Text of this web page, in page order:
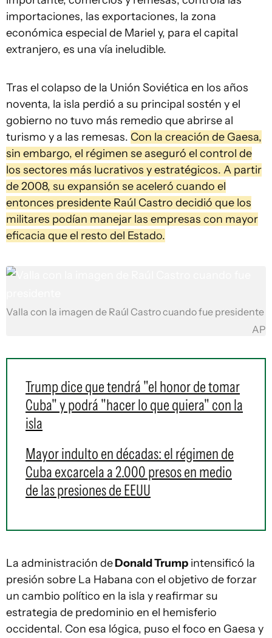
importaciones, las exportaciones, la zona
económica especial de Mariel y, para el capital
extranjero, es una vía ineludible.
Tras el colapso de la Unión Soviética en los años
noventa, la isla perdió a su principal sostén y el
gobierno no tuvo más remedio que abrirse al
turismo y a las remesas. Con la creación de Gaesa,
sin embargo, el régimen se aseguró el control de
los sectores más lucrativos y estratégicos. A partir
de 2008, su expansión se aceleró cuando el
entonces presidente Raúl Castro decidió que los
militares podían manejar las empresas con mayor
eficacia que el resto del Estado.
Valla con la imagen de Raúl Castro cuando fue presidente
AP
Trump dice que tendrá "el honor de tomar
Cuba" y podrá "hacer lo que quiera" con la
isla
Mayor indulto en décadas: el régimen de
Cuba excarcela a 2.000 presos en medio
de las presiones de EEUU
La administración deDonald Trump intensificó la
presión sobre La Habana con el objetivo de forzar
un cambio político en la isla y reafirmar su
estrategia de predominio en el hemisferio
occidental. Con esa lógica, puso el foco en Gaesa y